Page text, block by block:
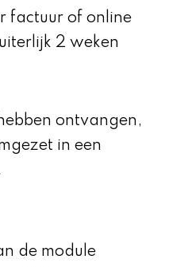
factuur of online
2 weken
ontvangen,
in een
de module